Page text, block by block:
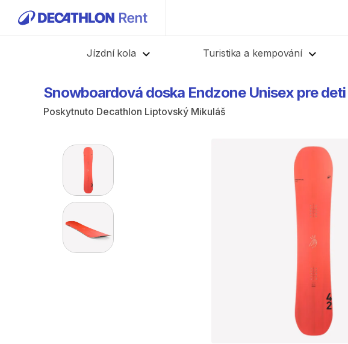
Jízdní kola Turistika a kempování
Snowboardová doska Endzone Unisex pre deti
Poskytnuto Decathlon Liptovský Mikuláš